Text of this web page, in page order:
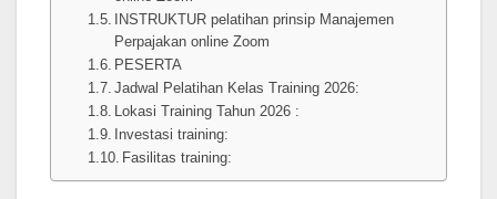
INSTRUKTUR pelatihan prinsip Manajemen
Perpajakan online Zoom
PESERTA
Jadwal Pelatihan Kelas Training 2026:
Lokasi Training Tahun 2026 :
Investasi training:
Fasilitas training: